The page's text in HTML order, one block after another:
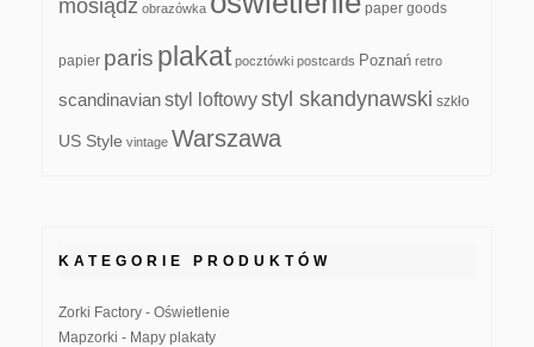
mosiądz obrazówka paper goods
papier paris plakat pocztówki postcards Poznań retro
scandinavianstyl loftowystyl skandynawski szkło
US Style vintage Warszawa
KATEGORIE PRODUKTÓW
Zorki Factory - Oświetlenie
Mapzorki - Mapy plakaty